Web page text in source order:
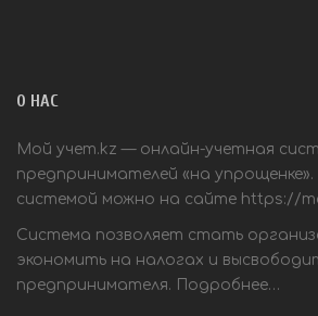
О НАС
Мой учет.kz — онлайн-учетная
предпринимателей «на
системой можно на сайте https://
Система позволяет стать
экономить на налогах и
предпринимателя.
Подробнее…